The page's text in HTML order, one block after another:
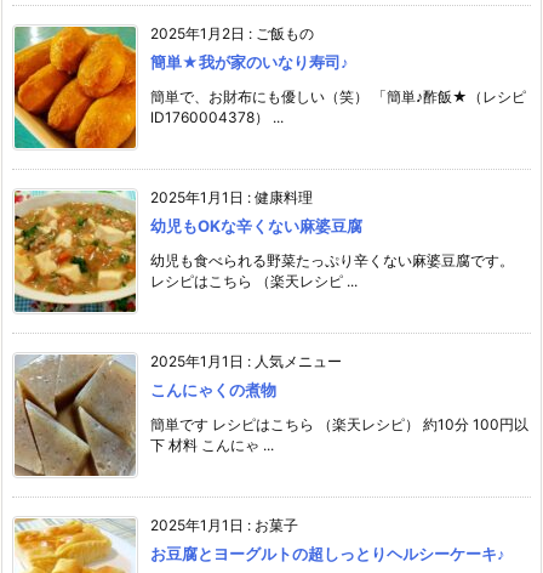
2025年1月2日 : ご飯もの
簡単★我が家のいなり寿司♪
簡単で、お財布にも優しい（笑） 「簡単♪酢飯★（レシピ
ID1760004378） ...
2025年1月1日 : 健康料理
幼児もOKな辛くない麻婆豆腐
幼児も食べられる野菜たっぷり辛くない麻婆豆腐です。
レシピはこちら （楽天レシピ ...
2025年1月1日 : 人気メニュー
こんにゃくの煮物
簡単です レシピはこちら （楽天レシピ） 約10分 100円以
下 材料 こんにゃ ...
2025年1月1日 : お菓子
お豆腐とヨーグルトの超しっとりヘルシーケーキ♪